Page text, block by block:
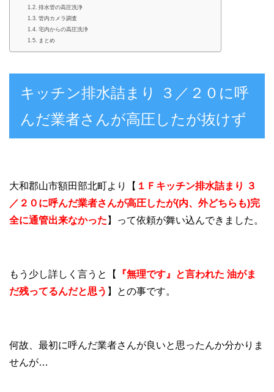
排水管の高圧洗浄
管内カメラ調査
宅内からの高圧洗浄
まとめ
キッチン排水詰まり ３／２０に呼
んだ業者さんが高圧したが抜けず
大和郡山市額田部北町より【 １Ｆキッチン排水詰まり ３
／２０に呼んだ業者さんが高圧したが(内、外どちらも)完
全に通管出来なかった 】って依頼が舞い込んできました。
もう少し詳しく言うと【
『無理です』と言われた 油がま
だ残ってるんだと思う 】との事です。
何故、最初に呼んだ業者さんが良いと思ったんか分かりま
せんが…